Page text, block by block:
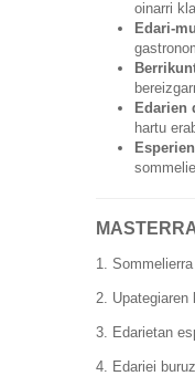
oinarri
Edari-
Edarien
hartu
1.
2. Upategiaren
3. Edarietan
4. Edariei